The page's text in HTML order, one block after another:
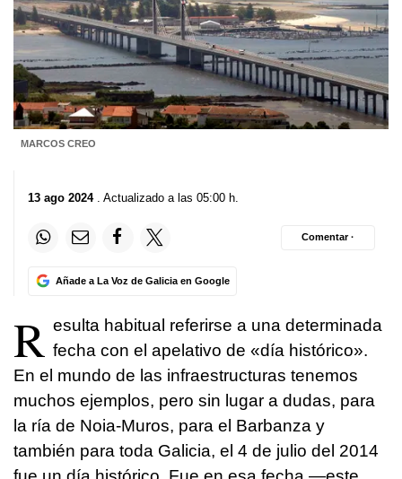
MARCOS CREO
13 ago 2024. Actualizado a las 05:00 h.
Añade a La Voz de Galicia en Google
Comentar ·
R esulta habitual referirse a una determinada
fecha con el apelativo de «día histórico».
En el mundo de las infraestructuras tenemos
muchos ejemplos, pero sin lugar a dudas, para
la ría de Noia-Muros, para el Barbanza y
también para toda Galicia, el 4 de julio del 2014